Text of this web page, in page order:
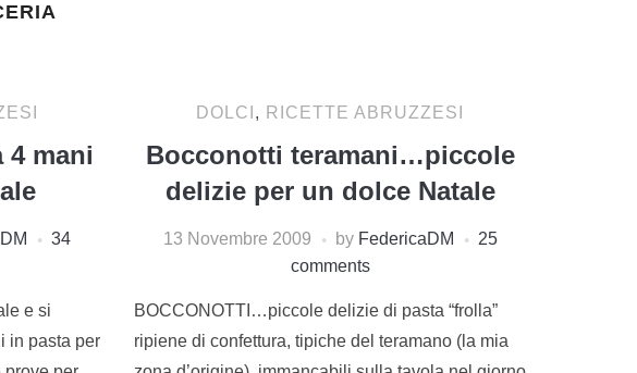
4 mani
34
e si
in pasta per
DOLCI , RICETTE ABRUZZESI
Bocconotti teramani…piccole
delizie per un dolce Natale
13 Novembre 2009 by FedericaDM
25
comments
BOCCONOTTI…piccole delizie di pasta “frolla”
ripiene di confettura, tipiche del teramano (la mia